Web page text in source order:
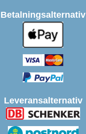
Betalningsalternativ
Leveransalternativ